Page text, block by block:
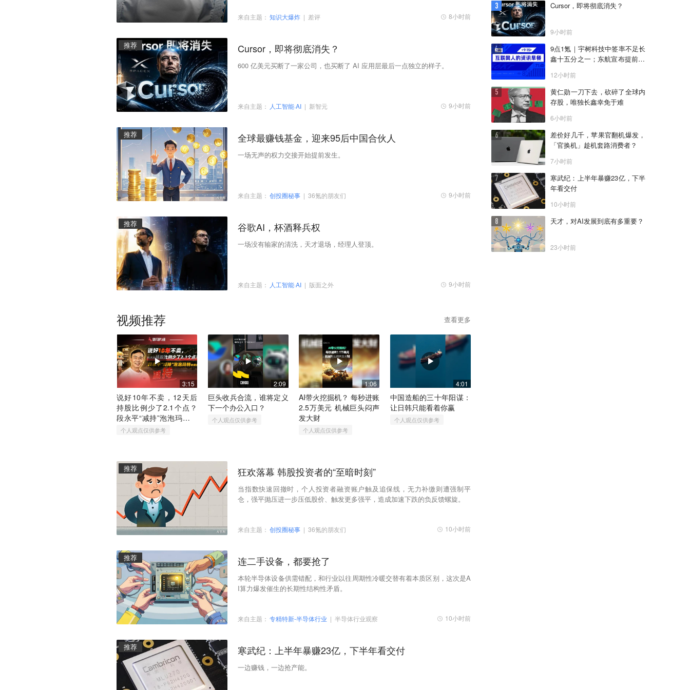
来自主题： 知识大爆炸 | 差评 8小时前
推荐 Cursor，即将彻底消失？
600 亿美元买断了一家公司，也买断了 AI 应用层最后一点独立的样子。
来自主题： 人工智能·AI | 新智元 9小时前
推荐 全球最赚钱基金，迎来95后中国合伙人
一场无声的权力交接开始提前发生。
来自主题： 创投圈秘事 | 36氪的朋友们 9小时前
推荐 谷歌AI，杯酒释兵权
一场没有输家的清洗，天才退场，经理人登顶。
来自主题： 人工智能·AI | 版面之外 9小时前
视频推荐 查看更多
3:15
说好10年不卖，12天后
持股比例少了2.1个点？
段永平“减持”泡泡玛特的
真相
个人观点仅供参考
2:09
巨头收兵合流，谁将定义
下一个办公入口？
个人观点仅供参考
1:06
AI带火挖掘机？​ 每秒进账
2.5万美元​ 机械巨头闷声
发大财
个人观点仅供参考
4:01
中国造船的三十年阳谋：
让日韩只能看着你赢
个人观点仅供参考
推荐 狂欢落幕 韩股投资者的“至暗时刻”
当指数快速回撤时，个人投资者融资账户触及追保线，无力补缴则遭强制平
仓，强平抛压进一步压低股价、触发更多强平，造成加速下跌的负反馈螺旋。
来自主题： 创投圈秘事 | 36氪的朋友们 10小时前
推荐 连二手设备，都要抢了
本轮半导体设备供需错配，和行业以往周期性冷暖交替有着本质区别，这次是A
I算力爆发催生的长期性结构性矛盾。
来自主题： 专精特新-半导体行业 | 半导体行业观察 10小时前
推荐 寒武纪：上半年暴赚23亿，下半年看交付
一边赚钱，一边抢产能。
Cursor，即将彻底消失？
9小时前
9点1氪｜宇树科技中签率不足长
鑫十五分之一；东航宣布提前14
在华销售
12小时前
黄仁勋一刀下去，砍碎了全球内
存股，唯独长鑫幸免于难
6小时前
差价好几千，苹果官翻机爆发，
「官换机」趁机套路消费者？
7小时前
寒武纪：上半年暴赚23亿，下半
年看交付
10小时前
天才，对AI发展到底有多重要？
23小时前